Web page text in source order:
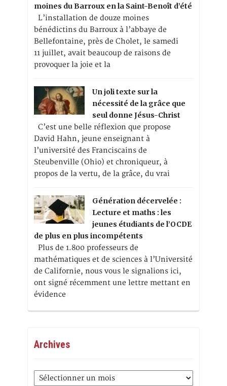
moines du Barroux en la Saint-Benoît d’été
L’installation de douze moines
bénédictins du Barroux à l’abbaye de
Bellefontaine, près de Cholet, le samedi
11 juillet, avait beaucoup de raisons de
provoquer la joie et la
Un joli texte sur la
nécessité de la grâce que
seul donne Jésus-Christ
C’est une belle réflexion que propose
David Hahn, jeune enseignant à
l’université des Franciscains de
Steubenville (Ohio) et chroniqueur, à
propos de la vertu, de la grâce, du vrai
Génération décervelée :
Lecture et maths : les
jeunes étudiants de l’OCDE
de plus en plus incompétents
Plus de 1.800 professeurs de
mathématiques et de sciences à l’Université
de Californie, nous vous le signalions ici,
ont signé récemment une lettre mettant en
évidence
Archives
Archives